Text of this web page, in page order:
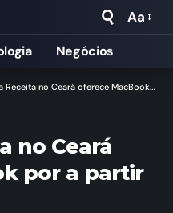
Aa
Negócios
no Ceará oferece MacBook por a partir de R$ 2,2 mil
no Ceará
por a partir